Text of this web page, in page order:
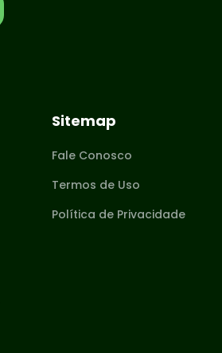
Sitemap
Fale Conosco
Termos de Uso
Política de Privacidade